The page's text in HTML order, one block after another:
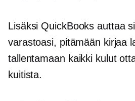
Lisäksi QuickBooks auttaa
varastoasi, pitämään kirjaa
tallentamaan kaikki kulut
kuitista.